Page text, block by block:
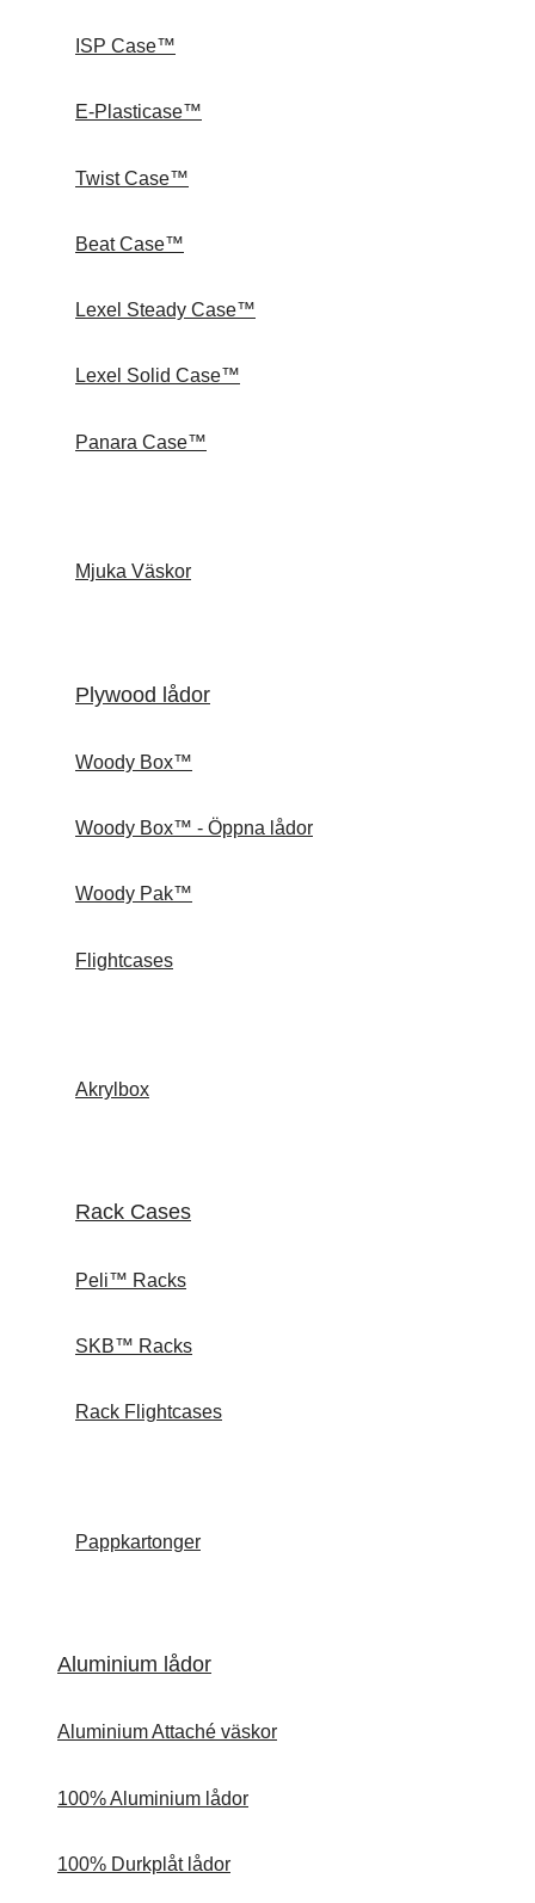
ISP Case™
E-Plasticase™
Twist Case™
Beat Case™
Lexel Steady Case™
Lexel Solid Case™
Panara Case™
Mjuka Väskor
Plywood lådor
Woody Box™
Woody Box™ - Öppna lådor
Woody Pak™
Flightcases
Akrylbox
Rack Cases
Peli™ Racks
SKB™ Racks
Rack Flightcases
Pappkartonger
Aluminium lådor
Aluminium Attaché väskor
100% Aluminium lådor
100% Durkplåt lådor